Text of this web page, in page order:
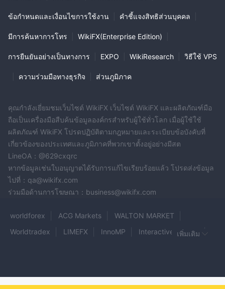
ข้อกำหนดและเงื่อนไขการใช้งาน คำชี้แจงสิทธิส่วนบุคคล
มีการค้นหาการโทร WikiFX(Enterprise Edition)
การยืนยันอย่างเป็นทางการ EXPO WikiResearch วิธีใช้ VPS
ความร่วมมือทางธุรกิจ ส่วนภูมิภาค
คุณกำลังเยี่ยมชมเว็บไซต์ WikiFX เว็บไซต์ WikiFX และผลิตภัณฑ์มือ
ถือเป็นเครื่องมือสืบค้นข้อมูลองค์กรสำหรับผู้ใช้ทั่วโลก เมื่อผู้ใช้ใช้
ผลิตภัณฑ์ WikiFX โปรดปฏิบัติตามกฎหมายและระเบียบข้อบังคับที่
เกี่ยวข้องของประเทศและภูมิภาคที่พวกเขาตั้งอยู่อย่างมีสต
LineOA：@629cxqrc
หากข้อมูลเช่นใบอนุญาตได้รับการแก้ไขเรียบร้อยแล้ว โปรดส่งข้อมูล
ไปที่：qa@wikifx.com
ร่วมมือด้านการโฆษณา：business@wikifx.com
worldforex ACG Markets
WALTON MARKET
Worldtradex
LIMEFX InnoMP
InteractiveBrokers
CLSA
EXNCM CMF FIXIO SimpleWealthinc.
เพิ่มเติม